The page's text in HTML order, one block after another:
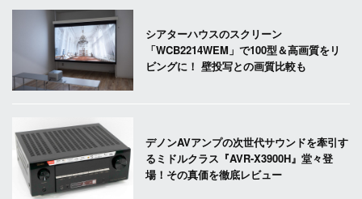
シアターハウスのスクリーン
「WCB2214WEM」で100型＆高画質をリ
ビングに！ 壁投写との画質比較も
デノンAVアンプの次世代サウンドを牽引す
るミドルクラス『AVR-X3900H』堂々登
場！その真価を徹底レビュー